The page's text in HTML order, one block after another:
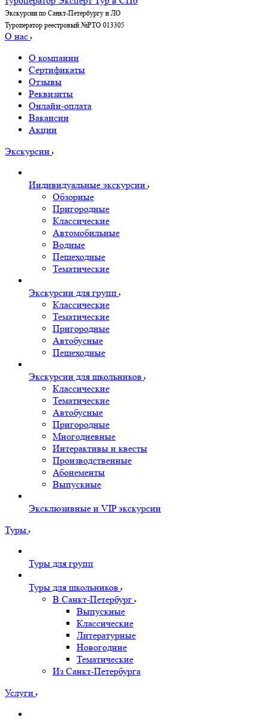
Экскурсии по Санкт-Петербургу и ЛО
Туроператор реестровый №РТО 013305
О нас
О компании
Сертификаты
Отзывы
Реквизиты
Онлайн-оплата
Вакансии
Акции
Экскурсии
Индивидуальные экскурсии
Обзорные
Пригородные
Классические
Автомобильные
Водные
Пешеходные
Тематические
Экскурсии для групп
Классические
Тематические
Пригородные
Автобусные
Пешеходные
Экскурсии для школьников
Классические
Тематические
Автобусные
Пригородные
Многодневные
Интерактивы и квесты
Производственные
Абонементы
Выпускные
Эксклюзивные и VIP экскурсии
Туры
Туры для групп
Туры для школьников
В Санкт-Петербург
Выпускные
Классические
Литературные
Новогодние
Тематические
Из Санкт-Петербурга
Услуги